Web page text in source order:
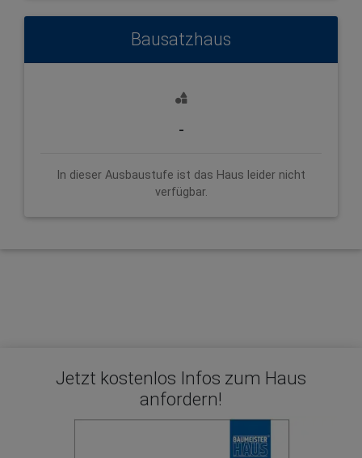
Bausatzhaus
-
In dieser Ausbaustufe ist das Haus leider nicht
verfügbar.
Jetzt kostenlos Infos zum Haus
anfordern!